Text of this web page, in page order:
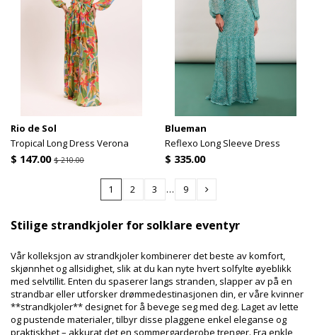
Rio de Sol
Tropical Long Dress Verona
$ 147.00 $ 210.00
Blueman
Reflexo Long Sleeve Dress
$ 335.00
1 2 3 … 9
Stilige strandkjoler for solklare eventyr
Vår kolleksjon av strandkjoler kombinerer det beste av komfort,
skjønnhet og allsidighet, slik at du kan nyte hvert solfylte øyeblikk
med selvtillit. Enten du spaserer langs stranden, slapper av på en
strandbar eller utforsker drømmedestinasjonen din, er våre kvinner
**strandkjoler** designet for å bevege seg med deg. Laget av lette
og pustende materialer, tilbyr disse plaggene enkel eleganse og
praktiskhet – akkurat det en sommergarderobe trenger. Fra enkle